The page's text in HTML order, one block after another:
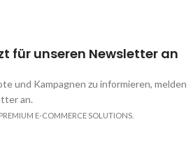
für unseren Newsletter an
und Kampagnen zu informieren, melden
an.
. PREMIUM E-COMMERCE SOLUTIONS.